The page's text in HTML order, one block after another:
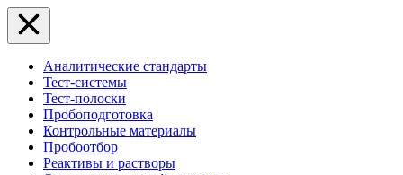
Аналитические стандарты
Тест-системы
Тест-полоски
Пробоподготовка
Контрольные материалы
Пробоотбор
Реактивы и растворы